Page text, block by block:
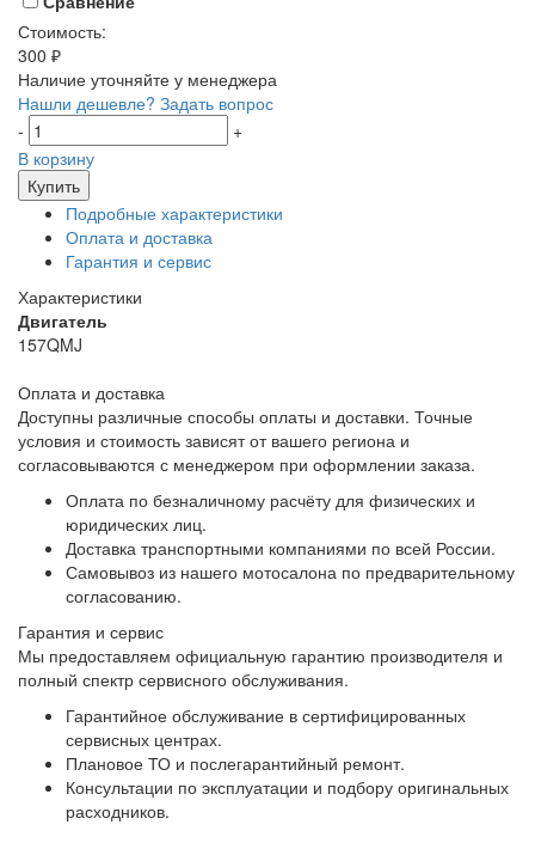
Стоимость:
300 ₽
Наличие уточняйте у менеджера
Нашли дешевле? Задать вопрос
-
+
В корзину
Купить
Подробные характеристики
Оплата и доставка
Гарантия и сервис
Характеристики
Двигатель
157QMJ
Оплата и доставка
Доступны различные способы оплаты и доставки. Точные
условия и стоимость зависят от вашего региона и
согласовываются с менеджером при оформлении заказа.
Оплата по безналичному расчёту для физических и
юридических лиц.
Доставка транспортными компаниями по всей России.
Самовывоз из нашего мотосалона по предварительному
согласованию.
Гарантия и сервис
Мы предоставляем официальную гарантию производителя и
полный спектр сервисного обслуживания.
Гарантийное обслуживание в сертифицированных
сервисных центрах.
Плановое ТО и послегарантийный ремонт.
Консультации по эксплуатации и подбору оригинальных
расходников.